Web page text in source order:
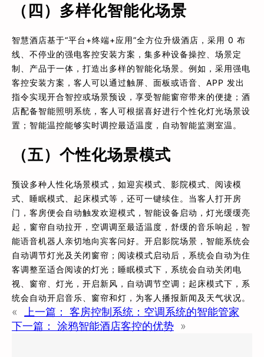
（四）多样化智能化场景
智慧酒店基于“平台+终端+应用”全方位升级酒店，采用 0 布
线、不停业的强电客控安装方案，集多种设备操控、场景定
制、产品于一体，打造出多样的智能化场景。例如，采用强电
客控安装方案，客人可以通过触屏、面板或语音、APP 发出
指令实现开合智控或场景预设，享受智能窗帘带来的便捷；酒
店配备智能照明系统，客人可根据喜好进行个性化灯光场景设
置；智能温控能够实时调控最适温度，自动智能监测室温。
（五）个性化场景模式
预设多种人性化场景模式，如迎宾模式、影院模式、阅读模
式、睡眠模式、起床模式等，还可一键续住。当客人打开房
门，客房便会自动触发欢迎模式，智能设备启动，灯光缓缓亮
起，窗帘自动拉开，空调调至最适温度，舒缓的音乐响起，智
能语音机器人亲切地向宾客问好。开启影院场景，智能系统会
自动调节灯光及关闭窗帘；阅读模式启动后，系统会自动为住
客调整至适合阅读的灯光；睡眠模式下，系统会自动关闭电
视、窗帘、灯光，开启新风，自动调节空调；起床模式下，系
统会自动开启音乐、窗帘和灯，为客人播报新闻及天气状况。
« 上一篇：
客房控制系统：空调系统的智能管家
下一篇：
涂鸦智能酒店客控的优势 »